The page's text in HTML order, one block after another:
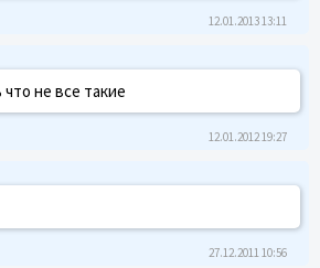
12.01.2013 13:11
не все такие
12.01.2012 19:27
27.12.2011 10:56